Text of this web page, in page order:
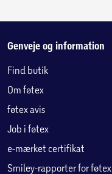
Genveje og information
Find butik
Om føtex
føtex avis
Job i føtex
e-mærket certifikat
Smiley-rapporter for føtex